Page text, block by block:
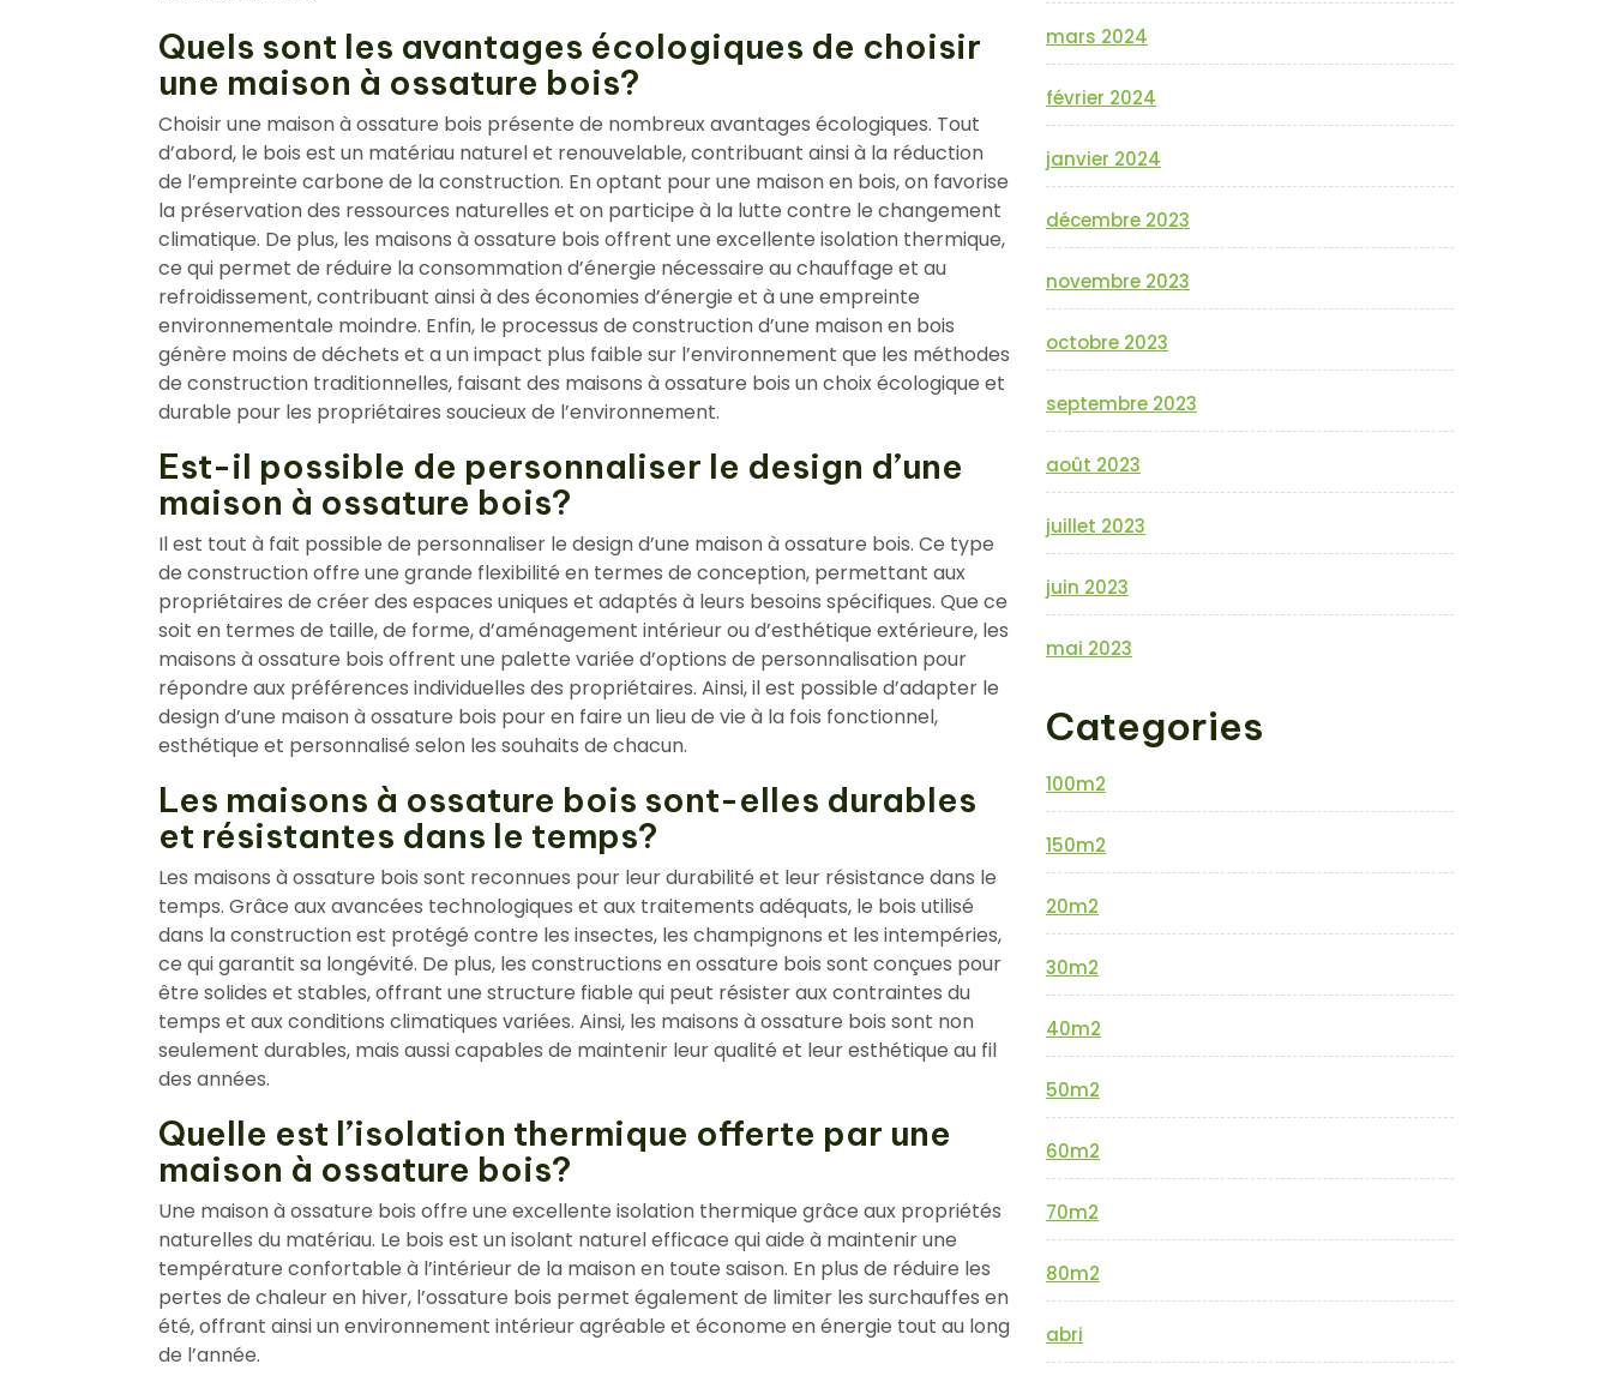
Quels sont les avantages écologiques de choisir
une maison à ossature bois?
Choisir une maison à ossature bois présente de nombreux avantages écologiques. Tout
d’abord, le bois est un matériau naturel et renouvelable, contribuant ainsi à la réduction
de l’empreinte carbone de la construction. En optant pour une maison en bois, on favorise
la préservation des ressources naturelles et on participe à la lutte contre le changement
climatique. De plus, les maisons à ossature bois offrent une excellente isolation thermique,
ce qui permet de réduire la consommation d’énergie nécessaire au chauffage et au
refroidissement, contribuant ainsi à des économies d’énergie et à une empreinte
environnementale moindre. Enfin, le processus de construction d’une maison en bois
génère moins de déchets et a un impact plus faible sur l’environnement que les méthodes
de construction traditionnelles, faisant des maisons à ossature bois un choix écologique et
durable pour les propriétaires soucieux de l’environnement.
Est-il possible de personnaliser le design d’une
maison à ossature bois?
Il est tout à fait possible de personnaliser le design d’une maison à ossature bois. Ce type
de construction offre une grande flexibilité en termes de conception, permettant aux
propriétaires de créer des espaces uniques et adaptés à leurs besoins spécifiques. Que ce
soit en termes de taille, de forme, d’aménagement intérieur ou d’esthétique extérieure, les
maisons à ossature bois offrent une palette variée d’options de personnalisation pour
répondre aux préférences individuelles des propriétaires. Ainsi, il est possible d’adapter le
design d’une maison à ossature bois pour en faire un lieu de vie à la fois fonctionnel,
esthétique et personnalisé selon les souhaits de chacun.
Les maisons à ossature bois sont-elles durables
et résistantes dans le temps?
Les maisons à ossature bois sont reconnues pour leur durabilité et leur résistance dans le
temps. Grâce aux avancées technologiques et aux traitements adéquats, le bois utilisé
dans la construction est protégé contre les insectes, les champignons et les intempéries,
ce qui garantit sa longévité. De plus, les constructions en ossature bois sont conçues pour
être solides et stables, offrant une structure fiable qui peut résister aux contraintes du
temps et aux conditions climatiques variées. Ainsi, les maisons à ossature bois sont non
seulement durables, mais aussi capables de maintenir leur qualité et leur esthétique au fil
des années.
Quelle est l’isolation thermique offerte par une
maison à ossature bois?
Une maison à ossature bois offre une excellente isolation thermique grâce aux propriétés
naturelles du matériau. Le bois est un isolant naturel efficace qui aide à maintenir une
température confortable à l’intérieur de la maison en toute saison. En plus de réduire les
pertes de chaleur en hiver, l’ossature bois permet également de limiter les surchauffes en
été, offrant ainsi un environnement intérieur agréable et économe en énergie tout au long
de l’année.
mars 2024
février 2024
janvier 2024
décembre 2023
novembre 2023
octobre 2023
septembre 2023
août 2023
juillet 2023
juin 2023
mai 2023
Categories
100m2
150m2
20m2
30m2
40m2
50m2
60m2
70m2
80m2
abri